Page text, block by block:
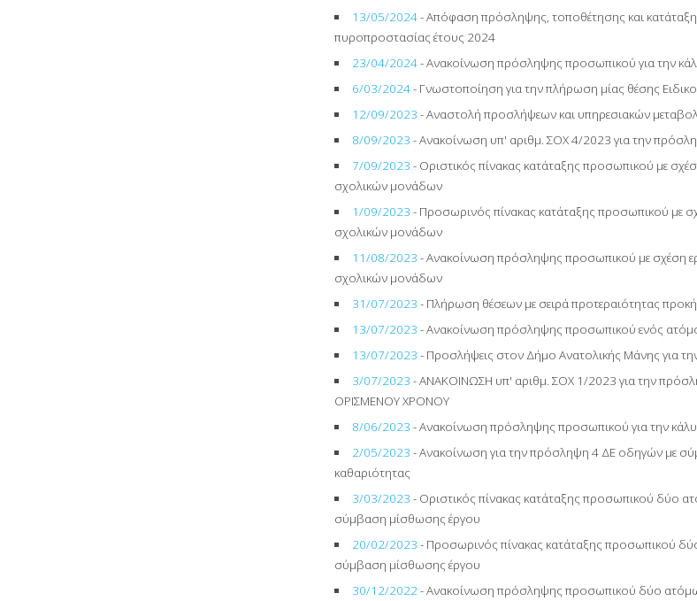
13/05/2024- Απόφαση πρόσληψης, τοποθέτησης και
πυροπροστασίας έτους 2024
23/04/2024- Ανακοίνωση πρόσληψης προσωπικού για την
6/03/2024- Γνωστοποίηση για την πλήρωση μίας θέσης
12/09/2023 - Αναστολή προσλήψεων και υπηρεσιακών
8/09/2023 - Ανακοίνωση υπ' αριθμ. ΣΟΧ 4/2023 για την
7/09/2023 - Οριστικός πίνακας κατάταξης προσωπικού με
σχολικών μονάδων
1/09/2023 - Προσωρινός πίνακας κατάταξης προσωπικού με
σχολικών μονάδων
11/08/2023 - Ανακοίνωση πρόσληψης προσωπικού με σχέση
σχολικών μονάδων
31/07/2023 - Πλήρωση θέσεων με σειρά προτεραιότητας
13/07/2023 - Ανακοίνωση πρόσληψης προσωπικού ενός
13/07/2023 - Προσλήψεις στον Δήμο Ανατολικής Μάνης για
3/07/2023 - ΑΝΑΚΟΙΝΩΣΗ υπ' αριθμ. ΣΟΧ 1/2023 για την
ΟΡΙΣΜΕΝΟΥ ΧΡΟΝΟΥ
8/06/2023 - Ανακοίνωση πρόσληψης προσωπικού για την
2/05/2023 - Ανακοίνωση για την πρόσληψη 4 ΔΕ οδηγών με
καθαριότητας
3/03/2023 - Οριστικός πίνακας κατάταξης προσωπικού δύο
σύμβαση μίσθωσης έργου
20/02/2023 - Προσωρινός πίνακας κατάταξης προσωπικού
σύμβαση μίσθωσης έργου
30/12/2022- Ανακοίνωση πρόσληψης προσωπικού δύο